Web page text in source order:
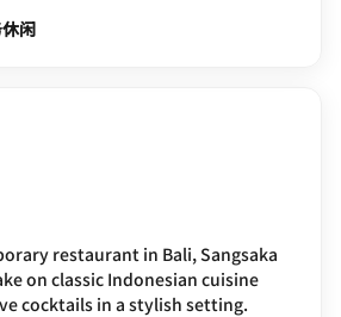
闲
restaurant in Bali, Sangsaka
on classic Indonesian cuisine
cocktails in a stylish setting.